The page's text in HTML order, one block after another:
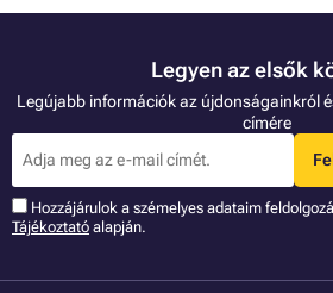
Legyen az elsők
Legújabb információk az újdonságainkról
címére
Hozzájárulok a szémelyes adataim
Tájékoztató alapján.